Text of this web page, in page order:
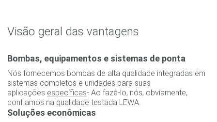
Visão geral das vantagens
Bombas, equipamentos e sistemas de ponta
Nós fornecemos bombas de alta qualidade integradas em
sistemas completos e unidades para suas
aplicações específicas- Ao fazê-lo, nós, obviamente,
confiamos na qualidade testada LEWA.
Soluções econômicas